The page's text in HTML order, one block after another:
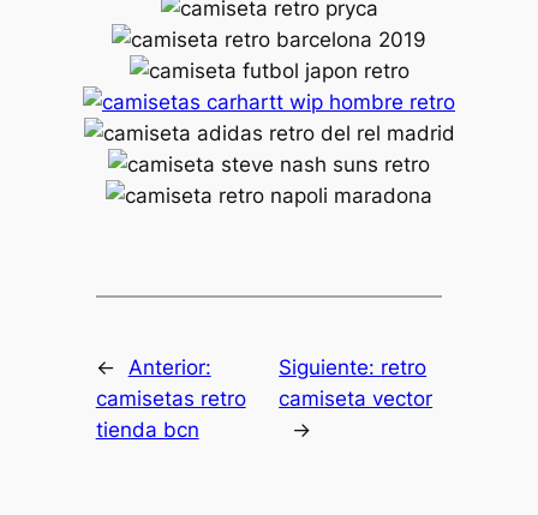
←
Anterior:
camisetas retro
tienda bcn
Siguiente: retro
camiseta vector
→